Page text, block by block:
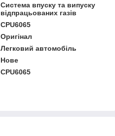
Система впуску та випуску
відпрацьованих газів
CPU6065
Оригінал
Легковий автомобіль
Нове
CPU6065